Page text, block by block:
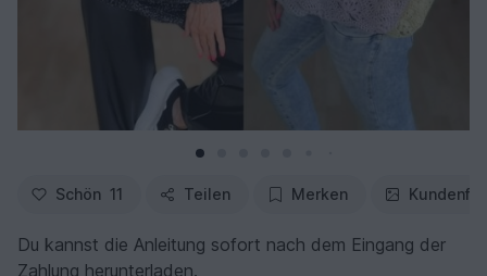
Schön 11 Teilen Merken
Du kannst die Anleitung sofort nach dem Eingang der
Zahlung herunterladen.